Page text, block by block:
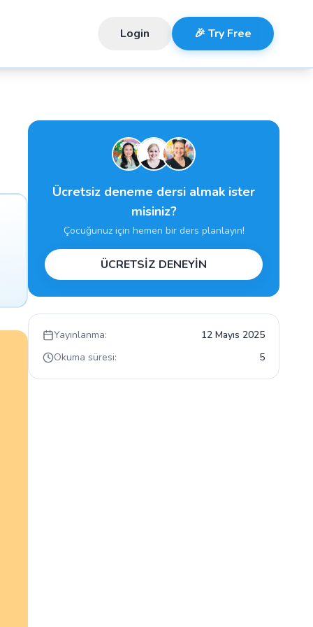
Login 🎉 Try Free
Ücretsiz deneme dersi almak ister
misiniz?
Çocuğunuz için hemen bir ders planlayın!
ÜCRETSİZ DENEYİN
Yayınlanma:
12 Mayıs 2025
Okuma süresi:
5